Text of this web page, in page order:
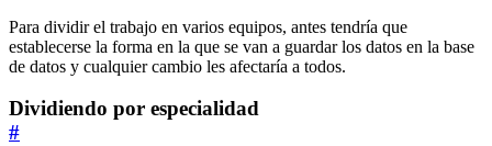
Para dividir el trabajo en varios equipos, antes tendría que
establecerse la forma en la que se van a guardar los datos en la base
de datos y cualquier cambio les afectaría a todos.
Dividiendo por especialidad
#